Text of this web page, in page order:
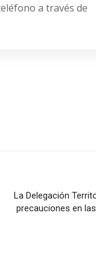
a través de
La Delegación
precauciones en